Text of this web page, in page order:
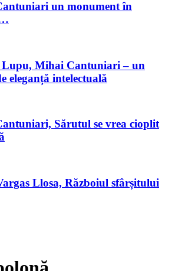
un monument în
Lupu, Mihai Cantuniari – un
eleganță intelectuală
Sărutul se vrea cioplit
Llosa, Războiul sfârșitului